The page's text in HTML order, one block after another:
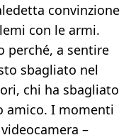
convinzione
con le armi.
perché, a sentire
sbagliato nel
chi ha sbagliato
amico. I momenti
–